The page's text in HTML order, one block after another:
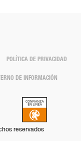
POLÍTICA DE PRIVACIDAD
DE INFORMACIÓN
reservados